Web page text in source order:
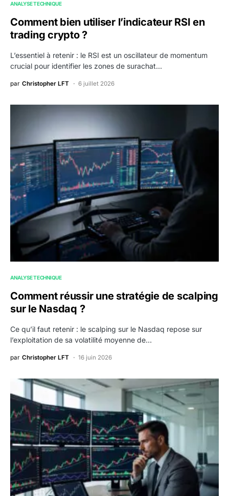
ANALYSE TECHNIQUE
Comment bien utiliser l’indicateur RSI en
trading crypto ?
L’essentiel à retenir : le RSI est un oscillateur de momentum
crucial pour identifier les zones de surachat…
par Christopher LFT 6 juillet 2026
ANALYSE TECHNIQUE
Comment réussir une stratégie de scalping
sur le Nasdaq ?
Ce qu’il faut retenir : le scalping sur le Nasdaq repose sur
l’exploitation de sa volatilité moyenne de…
par Christopher LFT 16 juin 2026